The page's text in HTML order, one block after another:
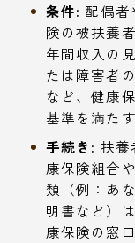
条件: 配偶者
険の被扶養
年間収入の
たは障害者
など、健康
基準を満た
手続き: 扶養
康保険組合
類（例：あ
明書など）
康保険の窓